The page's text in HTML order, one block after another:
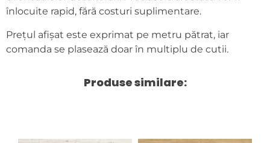
înlocuite rapid, fără costuri suplimentare.
Prețul afișat este exprimat pe metru pătrat, iar
comanda se plasează doar în multiplu de cutii.
Produse similare: